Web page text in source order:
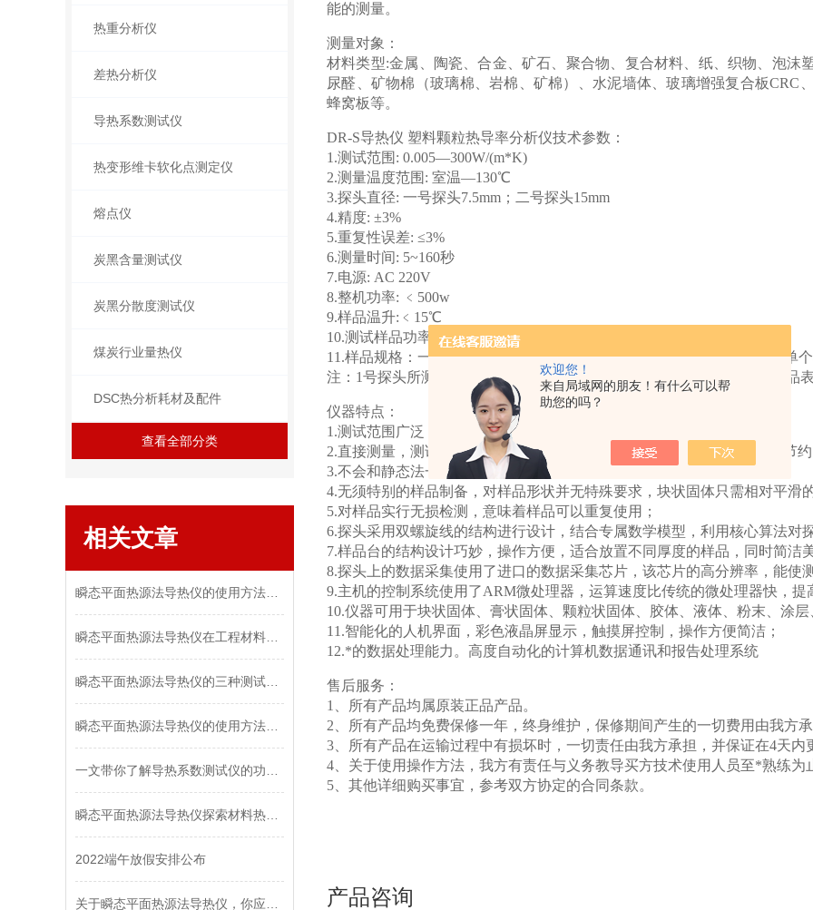
欢迎您！
来自局域网的朋友！有什么可以帮
助您的吗？
热重分析仪
差热分析仪
导热系数测试仪
热变形维卡软化点测定仪
熔点仪
炭黑含量测试仪
炭黑分散度测试仪
煤炭行业量热仪
DSC热分析耗材及配件
查看全部分类
相关文章
2022端午放假安排公布
能的测量。
测量对象：
材料类型:金属、陶瓷、合金、矿石、聚合物、复合材料、纸、织物、泡沫
尿醛、矿物棉（玻璃棉、岩棉、矿棉）、水泥墙体、玻璃增强复合板CRC
蜂窝板等。
DR-S导热仪 塑料颗粒热导率分析仪技术参数：
1.测试范围: 0.005—300W/(m*K)
2.测量温度范围: 室温—130℃
3.探头直径: 一号探头7.5mm；二号探头15mm
4.精度: ±3%
5.重复性误差: ≤3%
6.测量时间: 5~160秒
7.电源: AC 220V
8.整机功率: ﹤500w
9.样品温升:﹤15℃
10.测试样品功率P： 一号探头功率0；二号探头功率0
11.样品规格：一号探头所测单个样品（15*15*3.75mm）；二号探头所测单
注：1号探头所测的是厚度较薄的低导材料（λ≤0.2W/(m*K)）。如所测样品
仪器特点：
1.测试范围广泛，测试性能稳定；
2.直接测量，测试时间5-160s左右可设置，能快速准确的测出导热系数，节约
3.不会和静态法一样受到接触热阻的影响；
4.无须特别的样品制备，对样品形状并无特殊要求，块状固体只需相对平滑
5.对样品实行无损检测，意味着样品可以重复使用；
6.探头采用双螺旋线的结构进行设计，结合专属数学模型，利用核心算法对
7.样品台的结构设计巧妙，操作方便，适合放置不同厚度的样品，同时简洁
8.探头上的数据采集使用了进口的数据采集芯片，该芯片的高分辨率，能使
9.主机的控制系统使用了ARM微处理器，运算速度比传统的微处理器快，提
10.仪器可用于块状固体、膏状固体、颗粒状固体、胶体、液体、粉末、涂
11.智能化的人机界面，彩色液晶屏显示，触摸屏控制，操作方便简洁；
12.*的数据处理能力。高度自动化的计算机数据通讯和报告处理系统
售后服务：
1、所有产品均属原装正品产品。
2、所有产品均免费保修一年，终身维护，保修期间产生的一切费用由我方
3、所有产品在运输过程中有损坏时，一切责任由我方承担，并保证在4天内
4、关于使用操作方法，我方有责任与义务教导买方技术使用人员至*熟练为
5、其他详细购买事宜，参考双方协定的合同条款。
产品咨询